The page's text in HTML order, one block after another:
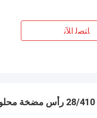
ﺎﺘﺼﻟ ﺍﻶﻧ